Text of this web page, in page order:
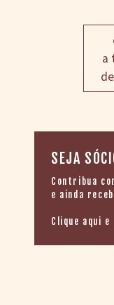
a
SEJA
Contribua
e ainda
Clique aqui e